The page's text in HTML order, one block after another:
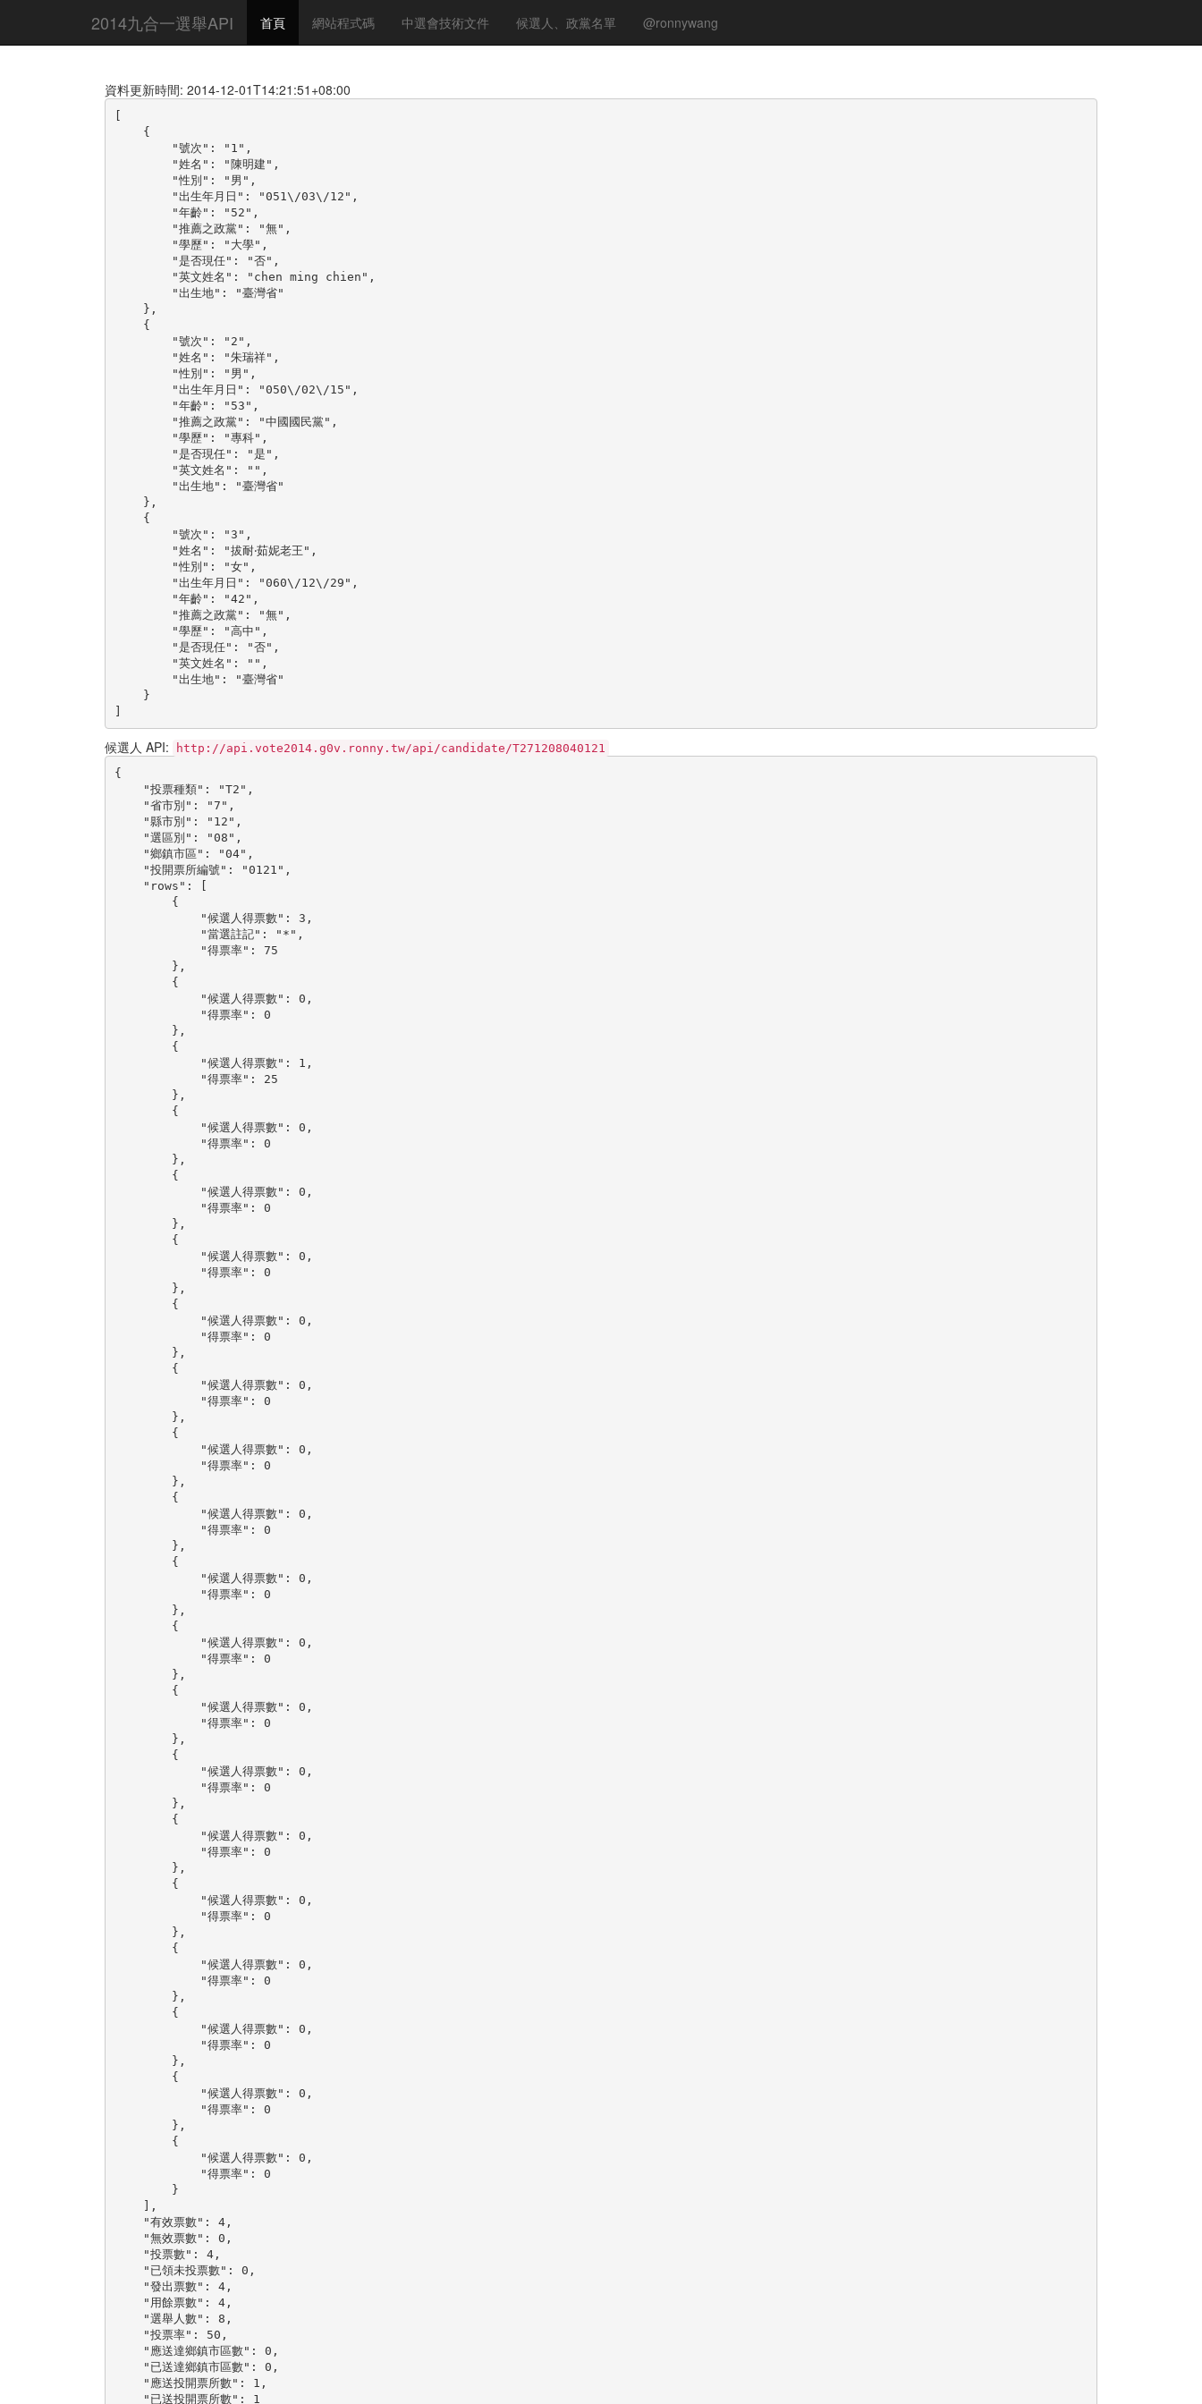
2014九合一選舉API 首頁 網站程式碼 中選會技術文件 候選人、政黨名單 @ronnywang
資料更新時間: 2014-12-01T14:21:51+08:00
[
    {
        "號次": "1",
        "姓名": "陳明建",
        "性別": "男",
        "出生年月日": "051\/03\/12",
        "年齡": "52",
        "推薦之政黨": "無",
        "學歷": "大學",
        "是否現任": "否",
        "英文姓名": "chen ming chien",
        "出生地": "臺灣省"
    },
    {
        "號次": "2",
        "姓名": "朱瑞祥",
        "性別": "男",
        "出生年月日": "050\/02\/15",
        "年齡": "53",
        "推薦之政黨": "中國國民黨",
        "學歷": "專科",
        "是否現任": "是",
        "英文姓名": "",
        "出生地": "臺灣省"
    },
    {
        "號次": "3",
        "姓名": "拔耐‧茹妮老王",
        "性別": "女",
        "出生年月日": "060\/12\/29",
        "年齡": "42",
        "推薦之政黨": "無",
        "學歷": "高中",
        "是否現任": "否",
        "英文姓名": "",
        "出生地": "臺灣省"
    }
]
候選人 API:
http://api.vote2014.g0v.ronny.tw/api/candidate/T271208040121
{
    "投票種類": "T2",
    "省市別": "7",
    "縣市別": "12",
    "選區別": "08",
    "鄉鎮市區": "04",
    "投開票所編號": "0121",
    "rows": [
        {
            "候選人得票數": 3,
            "當選註記": "*",
            "得票率": 75
        },
        {
            "候選人得票數": 0,
            "得票率": 0
        },
        {
            "候選人得票數": 1,
            "得票率": 25
        },
        {
            "候選人得票數": 0,
            "得票率": 0
        },
        {
            "候選人得票數": 0,
            "得票率": 0
        },
        {
            "候選人得票數": 0,
            "得票率": 0
        },
        {
            "候選人得票數": 0,
            "得票率": 0
        },
        {
            "候選人得票數": 0,
            "得票率": 0
        },
        {
            "候選人得票數": 0,
            "得票率": 0
        },
        {
            "候選人得票數": 0,
            "得票率": 0
        },
        {
            "候選人得票數": 0,
            "得票率": 0
        },
        {
            "候選人得票數": 0,
            "得票率": 0
        },
        {
            "候選人得票數": 0,
            "得票率": 0
        },
        {
            "候選人得票數": 0,
            "得票率": 0
        },
        {
            "候選人得票數": 0,
            "得票率": 0
        },
        {
            "候選人得票數": 0,
            "得票率": 0
        },
        {
            "候選人得票數": 0,
            "得票率": 0
        },
        {
            "候選人得票數": 0,
            "得票率": 0
        },
        {
            "候選人得票數": 0,
            "得票率": 0
        },
        {
            "候選人得票數": 0,
            "得票率": 0
        }
    ],
    "有效票數": 4,
    "無效票數": 0,
    "投票數": 4,
    "已領未投票數": 0,
    "發出票數": 4,
    "用餘票數": 4,
    "選舉人數": 8,
    "投票率": 50,
    "應送達鄉鎮市區數": 0,
    "已送達鄉鎮市區數": 0,
    "應送投開票所數": 1,
    "已送投開票所數": 1